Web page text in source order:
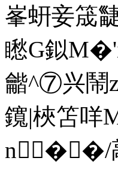
峯蚈妾筬
矁G鉯
龤^⑦兴
鑧|梜笘咩
n��/鄗